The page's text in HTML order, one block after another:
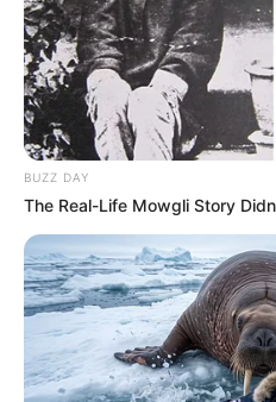
ΣΠΑΜΕ ΤΟ ΜΑΤΡΙΞ – ΤΟ
BUZZ DAY
The Real-Life Mowgli Story